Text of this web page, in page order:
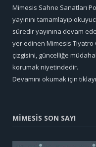
Mimesis Sahne Sanatları
yayınını tamamlayıp
süredir yayınına devam
yer edinen Mimesis Tiyatro
çizgisini, güncelliğe
korumak niyetindedir.
Devamını okumak için
MİMESİS SON SAYI